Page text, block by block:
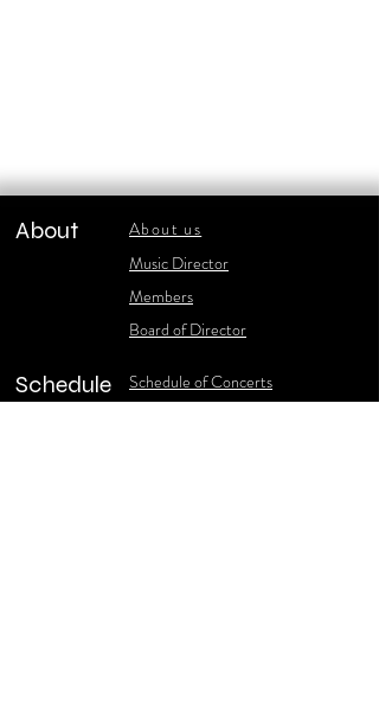
About
About us
​Music Director
​Members
Board of Director
Schedule
Schedule of Concerts